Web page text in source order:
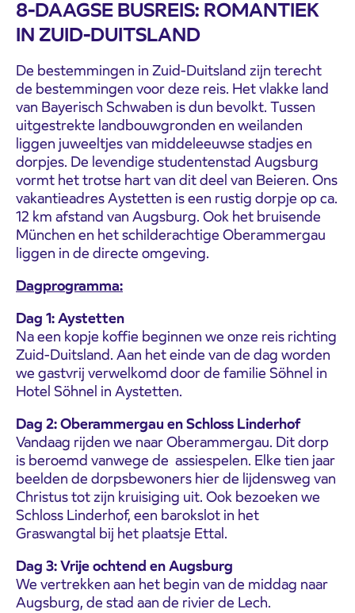
8-DAAGSE BUSREIS: ROMANTIEK
IN ZUID-DUITSLAND
De bestemmingen in Zuid-Duitsland zijn terecht
de bestemmingen voor deze reis. Het vlakke land
van Bayerisch Schwaben is dun bevolkt. Tussen
uitgestrekte landbouwgronden en weilanden
liggen juweeltjes van middeleeuwse stadjes en
dorpjes. De levendige studentenstad Augsburg
vormt het trotse hart van dit deel van Beieren. Ons
vakantieadres Aystetten is een rustig dorpje op ca.
12 km afstand van Augsburg. Ook het bruisende
München en het schilderachtige Oberammergau
liggen in de directe omgeving.
Dagprogramma:
Dag 1: Aystetten
Na een kopje koffie beginnen we onze reis richting
Zuid-Duitsland. Aan het einde van de dag worden
we gastvrij verwelkomd door de familie Söhnel in
Hotel Söhnel in Aystetten.
Dag 2: Oberammergau en Schloss Linderhof
Vandaag rijden we naar Oberammergau. Dit dorp
is beroemd vanwege de assiespelen. Elke tien jaar
beelden de dorpsbewoners hier de lijdensweg van
Christus tot zijn kruisiging uit. Ook bezoeken we
Schloss Linderhof, een barokslot in het
Graswangtal bij het plaatsje Ettal.
Dag 3: Vrije ochtend en Augsburg
We vertrekken aan het begin van de middag naar
Augsburg, de stad aan de rivier de Lech.